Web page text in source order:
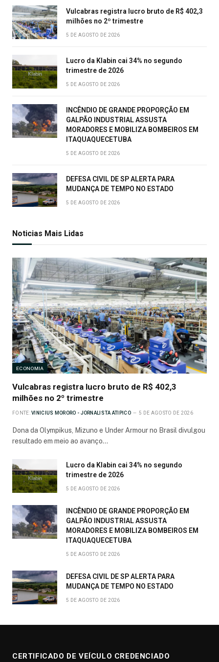
Vulcabras registra lucro bruto de R$ 402,3
milhões no 2º trimestre
5 DE AGOSTO DE 2026
Lucro da Klabin cai 34% no segundo
trimestre de 2026
5 DE AGOSTO DE 2026
INCÊNDIO DE GRANDE PROPORÇÃO EM
GALPÃO INDUSTRIAL ASSUSTA
MORADORES E MOBILIZA BOMBEIROS EM
ITAQUAQUECETUBA
5 DE AGOSTO DE 2026
DEFESA CIVIL DE SP ALERTA PARA
MUDANÇA DE TEMPO NO ESTADO
5 DE AGOSTO DE 2026
Noticias Mais Lidas
ECONOMIA
Vulcabras registra lucro bruto de R$ 402,3
milhões no 2º trimestre
FONTE: VINICIUS MORORO - JORNALISTA ATIPICO 5 DE AGOSTO DE 2026
Dona da Olympikus, Mizuno e Under Armour no Brasil divulgou
resultado em meio ao avanço…
Lucro da Klabin cai 34% no segundo
trimestre de 2026
5 DE AGOSTO DE 2026
INCÊNDIO DE GRANDE PROPORÇÃO EM
GALPÃO INDUSTRIAL ASSUSTA
MORADORES E MOBILIZA BOMBEIROS EM
ITAQUAQUECETUBA
5 DE AGOSTO DE 2026
DEFESA CIVIL DE SP ALERTA PARA
MUDANÇA DE TEMPO NO ESTADO
5 DE AGOSTO DE 2026
CERTIFICADO DE VEÍCULO CREDENCIADO